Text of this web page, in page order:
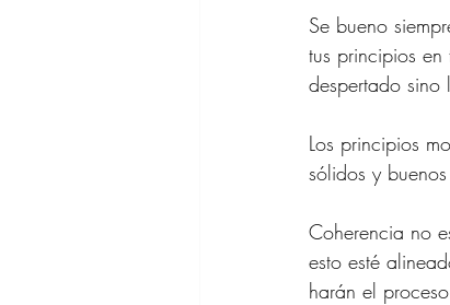
Se bueno
tus principios
despertado
Los principios
sólidos y
Coherencia no
esto esté
harán el